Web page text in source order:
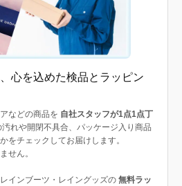
心を込めた検品とラッピン
などの商品を 自社スタッフが1点1点丁
れや開閉不具合、パッケージ入り商品
をチェックしてお届けします。
せん。
インブーツ・レイングッズの 無料ラッ